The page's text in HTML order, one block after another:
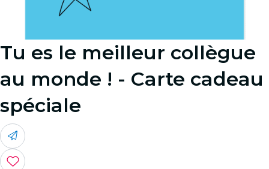
Tu es le meilleur collègue
au monde ! - Carte cadeau
spéciale